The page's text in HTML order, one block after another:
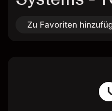
Zu Favoriten